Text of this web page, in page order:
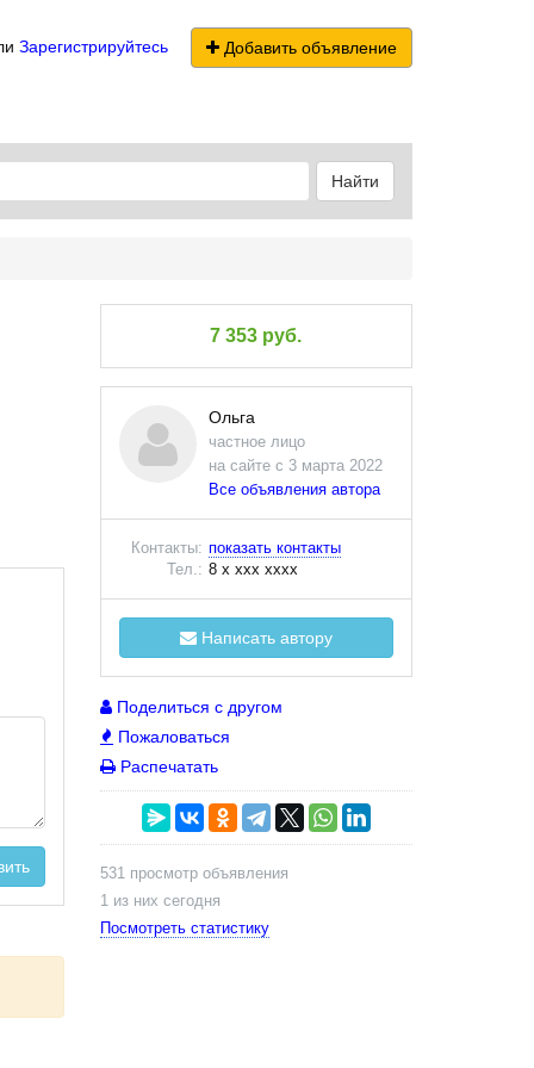
Зарегистрируйтесь Добавить объявление
Найти
7 353 руб.
Ольга
частное лицо
на сайте с 3 марта 2022
Все объявления автора
Контакты: показать контакты
Тел.: 8 x xxx xxxx
Написать автору
Поделиться с другом
Пожаловаться
Распечатать
531 просмотр объявления
1 из них сегодня
Посмотреть статистику